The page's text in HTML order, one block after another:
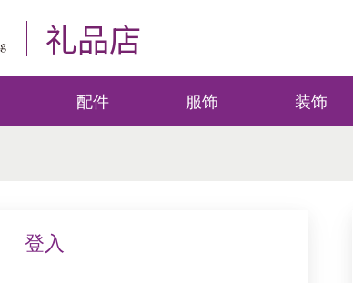
礼品店
配件 服饰 装饰
登入